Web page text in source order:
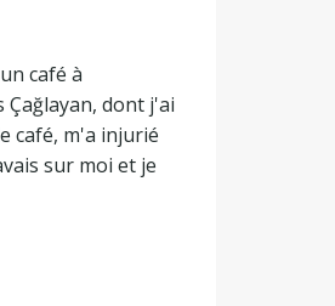
café à
Çağlayan, dont j'ai
café, m'a injurié
sur moi et je